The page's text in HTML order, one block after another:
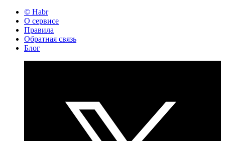
© Habr
О сервисе
Правила
Обратная связь
Блог